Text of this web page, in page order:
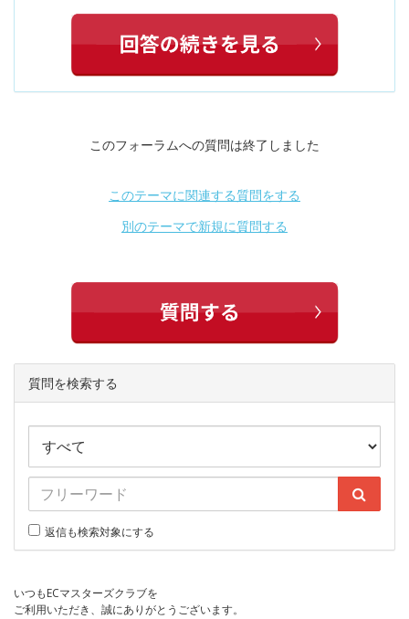
このフォーラムへの質問は終了しました
このテーマに関連する質問をする
別のテーマで新規に質問する
質問を検索する
返信も検索対象にする
いつもECマスターズクラブを
ご利用いただき、誠にありがとうございます。